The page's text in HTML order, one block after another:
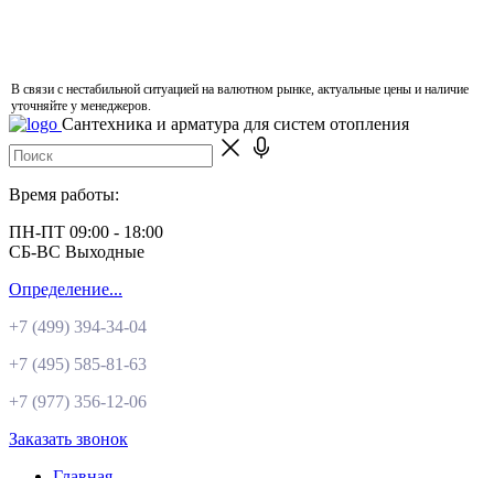
В связи с нестабильной ситуацией на валютном рынке, актуальные цены и наличие
уточняйте у менеджеров.
Сантехника и арматура для систем отопления
Время работы:
ПН-ПТ 09:00 - 18:00
СБ-ВС Выходные
Определение...
+7 (499) 394-34-04
+7 (495) 585-81-63
+7 (977) 356-12-06
Заказать звонок